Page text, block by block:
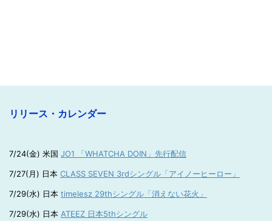
リリース・カレンダー
7/24(金) 米国 JO1 「WHATCHA DOIN」先行配信
7/27(月) 日本 CLASS SEVEN 3rdシングル「アイノーヒーロー」
7/29(水) 日本 timelesz 29thシングル「消えない花火」
7/29(水) 日本 ATEEZ 日本5thシングル